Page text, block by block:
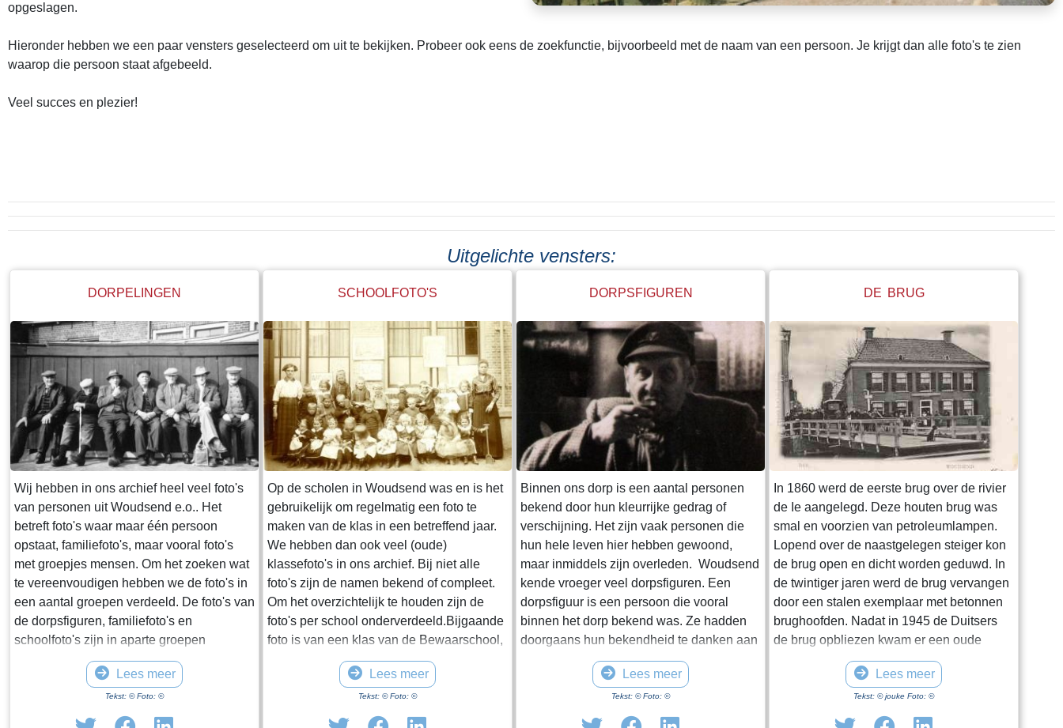
opgeslagen.
Hieronder hebben we een paar vensters geselecteerd om uit te bekijken. Probeer ook eens de zoekfunctie, bijvoorbeeld met de naam van een persoon. Je krijgt dan alle foto's te zien
waarop die persoon staat afgebeeld.
Veel succes en plezier!
Uitgelichte vensters:
DORPELINGEN
Wij hebben in ons archief heel veel foto's
van personen uit Woudsend e.o.. Het
betreft foto's waar maar één persoon
opstaat, familiefoto's, maar vooral foto's
met groepjes mensen. Om het zoeken wat
te vereenvoudigen hebben we de foto's in
een aantal groepen verdeeld. De foto's van
de dorpsfiguren, familiefoto's en
schoolfoto's zijn in aparte groepen
ondergebracht. In deze groep Dorpelingen
zijn de overige foto's opgenomen,
waaronder twee speciale groepen,
namelijk de lotelingen en de foto's van
Lees meer
Tekst: © Foto: ©
SCHOOLFOTO'S
Op de scholen in Woudsend was en is het
gebruikelijk om regelmatig een foto te
maken van de klas in een betreffend jaar.
We hebben dan ook veel (oude)
klassefoto's in ons archief. Bij niet alle
foto's zijn de namen bekend of compleet.
Om het overzichtelijk te houden zijn de
foto's per school onderverdeeld.Bijgaande
foto is van een klas van de Bewaarschool,
omstreeks 1930. De namen zijn niet
Lees meer
Tekst: © Foto: ©
DORPSFIGUREN
Binnen ons dorp is een aantal personen
bekend door hun kleurrijke gedrag of
verschijning. Het zijn vaak personen die
hun hele leven hier hebben gewoond,
maar inmiddels zijn overleden. Woudsend
kende vroeger veel dorpsfiguren. Een
dorpsfiguur is een persoon die vooral
binnen het dorp bekend was. Ze hadden
doorgaans hun bekendheid te danken aan
hun kleurrijke gedrag of verschijning en in
mindere mate aan hun daden. Vaak waren
het al wat oudere personen die hun hele
leven in het dorp woonden. Ze kregen ook
Lees meer
Tekst: © Foto: ©
DE BRUG
In 1860 werd de eerste brug over de rivier
de Ie aangelegd. Deze houten brug was
smal en voorzien van petroleumlampen.
Lopend over de naastgelegen steiger kon
de brug open en dicht worden geduwd. In
de twintiger jaren werd de brug vervangen
door een stalen exemplaar met betonnen
brughoofden. Nadat in 1945 de Duitsers
de brug opbliezen kwam er een oude
trambrug voor in de plaats. Met een kruk
kon die worden opengedraaid. In 1975
werd de huidige Hellingbrug met
elektrische bediening aangelegd. Tot de
Lees meer
Tekst: © jouke Foto: ©